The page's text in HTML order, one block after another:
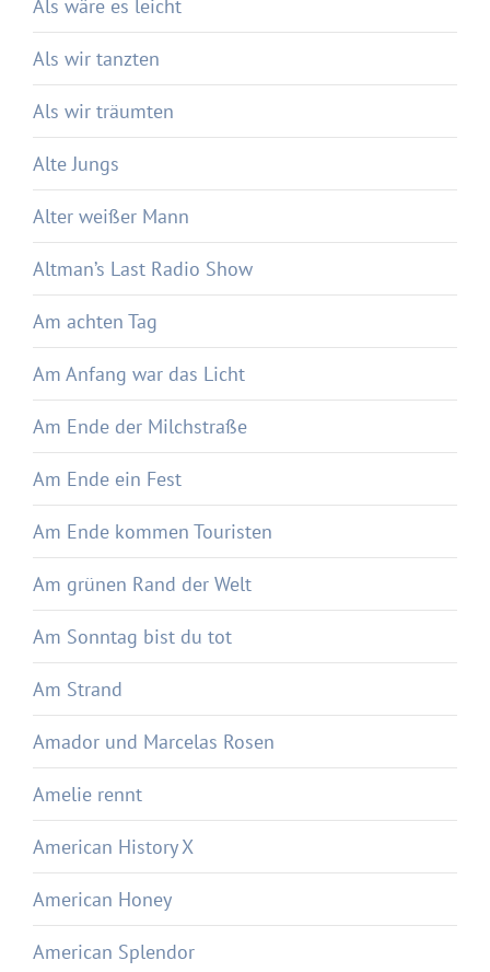
Als wäre es leicht
Als wir tanzten
Als wir träumten
Alte Jungs
Alter weißer Mann
Altman’s Last Radio Show
Am achten Tag
Am Anfang war das Licht
Am Ende der Milchstraße
Am Ende ein Fest
Am Ende kommen Touristen
Am grünen Rand der Welt
Am Sonntag bist du tot
Am Strand
Amador und Marcelas Rosen
Amelie rennt
American History X
American Honey
American Splendor